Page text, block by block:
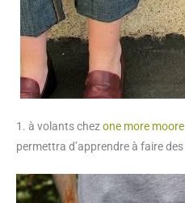
1. à volants chezone more moore
permettra d’apprendre à faire des